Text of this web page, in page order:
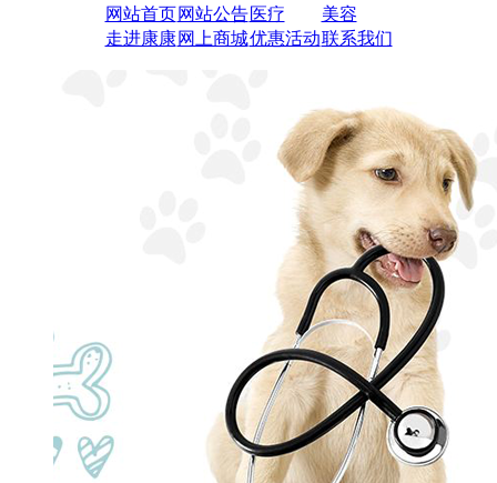
网站首页 网站公告 医疗
美容
走进康康 网上商城优惠活动联系我们